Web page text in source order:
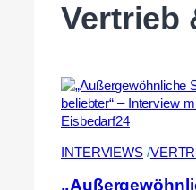
Vertrieb
INTERVIEWS /